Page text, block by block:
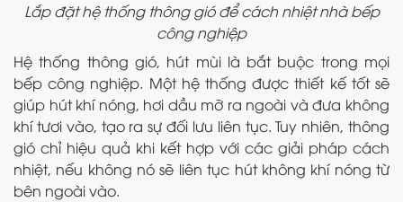
Lắp đặt hệ thống thông gió để cách nhiệt nhà bếp
công nghiệp
Hệ thống thông gió, hút mùi là bắt buộc trong mọi
bếp công nghiệp. Một hệ thống được thiết kế tốt sẽ
giúp hút khí nóng, hơi dầu mỡ ra ngoài và đưa không
khí tươi vào, tạo ra sự đối lưu liên tục. Tuy nhiên, thông
gió chỉ hiệu quả khi kết hợp với các giải pháp cách
nhiệt, nếu không nó sẽ liên tục hút không khí nóng từ
bên ngoài vào.